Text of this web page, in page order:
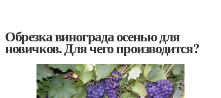
Обрезка винограда осенью для
новичков. Для чего производится?